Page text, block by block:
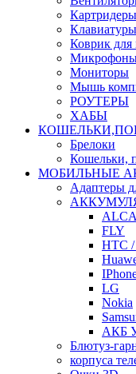
Картридеры
Клавиатуры
Коврик
Мониторы
Мышь
РОУТЕРЫ
ХАБЫ
Брелоки
Кошельки,
МОБИЛЬНЫЕ
Адаптеры
FLY
HTC
LG
Nokia
АКБ
Блютуз-
корпуса